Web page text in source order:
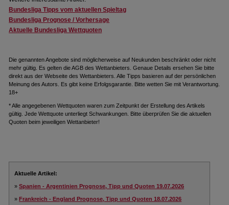
Bundesliga Tipps vom aktuellen Spieltag
Bundesliga Prognose / Vorhersage
Aktuelle Bundesliga Wettquoten
Die genannten Angebote sind möglicherweise auf Neukunden beschränkt oder nicht
mehr gültig. Es gelten die AGB des Wettanbieters. Genaue Details ersehen Sie bitte
direkt aus der Webseite des Wettanbieters. Alle Tipps basieren auf der persönlichen
Meinung des Autors. Es gibt keine Erfolgsgarantie. Bitte wetten Sie mit Verantwortung.
18+
* Alle angegebenen Wettquoten waren zum Zeitpunkt der Erstellung des Artikels
gültig. Jede Wettquote unterliegt Schwankungen. Bitte überprüfen Sie die aktuellen
Quoten beim jeweiligen Wettanbieter!
Aktuelle Artikel:
»Spanien - Argentinien Prognose, Tipp und Quoten 19.07.2026
»Frankreich - England Prognose, Tipp und Quoten 18.07.2026